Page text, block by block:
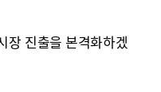
장 진출을 본격화하겠